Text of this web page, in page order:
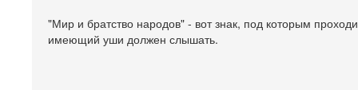
"Мир и братство народов" - вот знак, под которым
имеющий уши должен слышать.